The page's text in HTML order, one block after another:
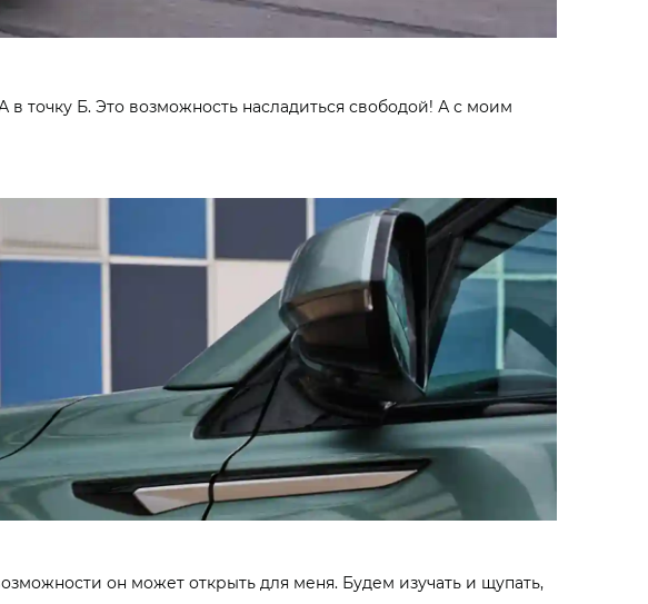
точку Б. Это возможность насладиться свободой! А с моим
он может открыть для меня. Будем изучать и щупать,